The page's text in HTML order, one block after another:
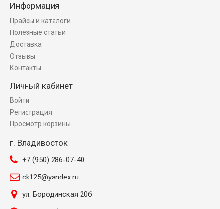
Информация
Прайсы и каталоги
Полезные статьи
Доставка
Отзывы
Контакты
Личный кабинет
Войти
Регистрация
Просмотр корзины
г. Владивосток
+7 (950) 286-07-40
ck125@yandex.ru
ул. Бородинская 20б